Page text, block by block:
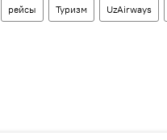
рейсы Туризм UzAirways